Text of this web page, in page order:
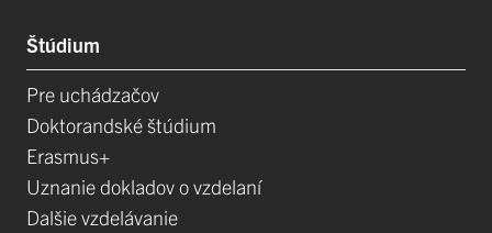
Štúdium
Pre uchádzačov
Doktorandské štúdium
Erasmus+
Uznanie dokladov o vzdelaní
Dalšie vzdelávanie